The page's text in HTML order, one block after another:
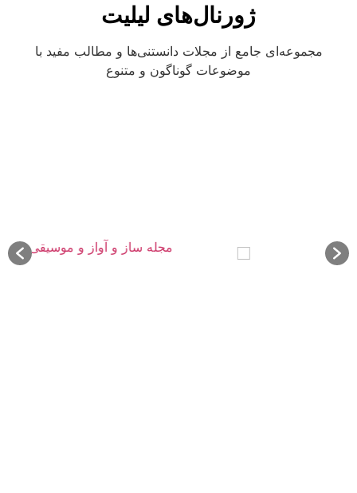
ژورنال‌های لیلیت
مجموعه‌ای جامع از مجلات دانستنی‌ها و مطالب مفید با
موضوعات گوناگون و متنوع